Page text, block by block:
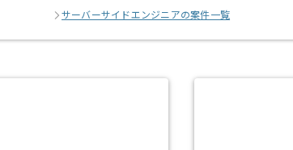
サーバーサイドエンジニアの案件一覧